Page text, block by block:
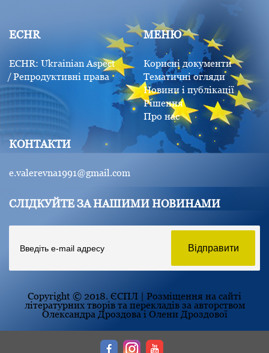
ECHR
ECHR: Ukrainian Aspect
Репродуктивні права
МЕНЮ
Корисні документи
Тематичні огляди
Новини і публікації
Рішення
Про нас
КОНТАКТИ
e.valerevna1991@gmail.com
СЛІДКУЙТЕ ЗА НАШИМИ НОВИНАМИ
Copyright © 2018. ЄСПЛ | Розміщення на сайті
літературних творів та перекладів за авторством
Олександра Дроздова і Олени Дроздової